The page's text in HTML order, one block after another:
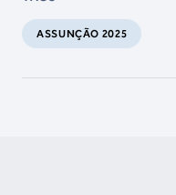
ASSUNÇÃO 2025